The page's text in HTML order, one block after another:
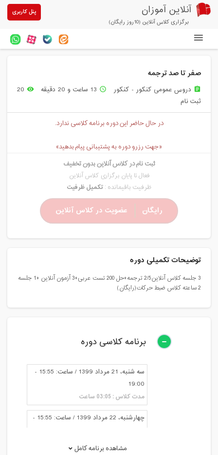
آنلاین آموزان
برگزاری کلاس آنلاین (10روز رایگان)
پنل کاربری
درباره ما
صفر تا صد ترجمه
assignment دروس عمومی کنکور - کنکور access_time 13 ساعت و 20 دقیقه remove_red_eye
20
ثبت نام
در حال حاضر این دوره برنامه کلاسی ندارد.
«جهت رزرو دوره به پشتیبانی پیام بدهید»
ثبت نام در کلاس آنلاین بدون تخفیف
فعال تا پایان برگزاری کلاس آنلاین
ظرفیت باقیمانده :تکمیل ظرفیت
رایگان عضویت در کلاس آنلاین
توضیحات تکمیلی دوره
3 جلسه کلاس آنلاین2/5 ترجمه+حل 200 تست عربی+3 آزمون آنلاین +1 جلسه
2 ساعته کلاس ضبط حرکات(رایگان)
برنامه کلاسی دوره
سه شنبه، 21 مرداد 1399 / ساعت: 15:55 -
19:00
مدت کلاس : 03:05 ساعت
چهارشنبه، 22 مرداد 1399 / ساعت: 15:55 -
مدت کلاس : 03:05 ساعتمشاهده برنامه کامل